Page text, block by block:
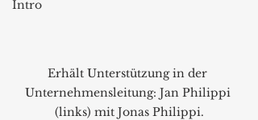
Intro
Erhält Unterstützung in der
Unternehmensleitung: Jan Philippi
(links) mit Jonas Philippi.